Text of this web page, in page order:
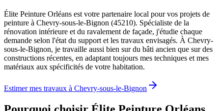
Élite Peinture Orléans est votre partenaire local pour vos projets de
peinture à Chevry-sous-le-Bignon (45210). Spécialiste de la
rénovation intérieure et du ravalement de façade, j'étudie chaque
demande selon l'état du support et les travaux envisagés. À Chevry-
sous-le-Bignon, je travaille aussi bien sur du bâti ancien que sur des
constructions récentes, en adaptant toujours mes techniques et mes
matériaux aux spécificités de votre habitation.
Estimer mes travaux à Chevry-sous-le-Bignon